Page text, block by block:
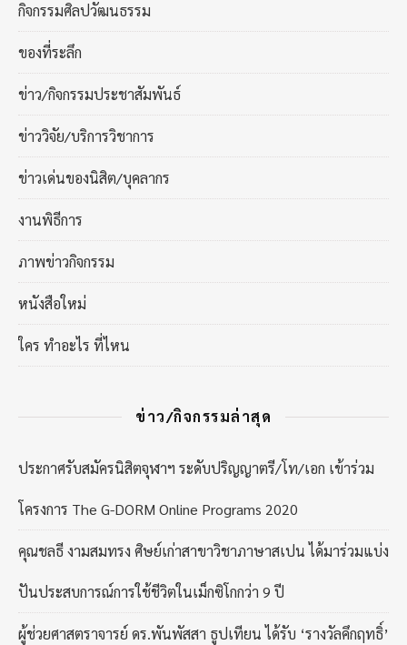
กิจกรรมศิลปวัฒนธรรม
ของที่ระลึก
ข่าว/กิจกรรมประชาสัมพันธ์
ข่าววิจัย/บริการวิชาการ
ข่าวเด่นของนิสิต/บุคลากร
งานพิธีการ
ภาพข่าวกิจกรรม
หนังสือใหม่
ใคร ทำอะไร ที่ไหน
ข่าว/กิจกรรมล่าสุด
ประกาศรับสมัครนิสิตจุฬาฯ ระดับปริญญาตรี/โท/เอก เข้าร่วม
โครงการ The G-DORM Online Programs 2020
คุณชลธี งามสมทรง ศิษย์เก่าสาขาวิชาภาษาสเปน ได้มาร่วมแบ่ง
ปันประสบการณ์การใช้ชีวิตในเม็กซิโกกว่า 9 ปี
ผู้ช่วยศาสตราจารย์ ดร.พันพัสสา ธูปเทียน ได้รับ ‘รางวัลคึกฤทธิ์’